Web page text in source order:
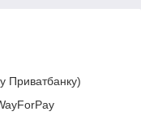
Приватбанку)